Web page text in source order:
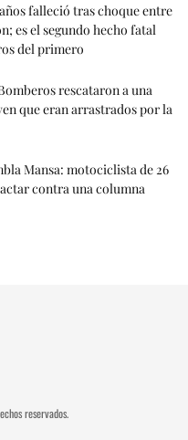
falleció tras choque entre
es el segundo hecho fatal
del primero
rescataron a una
que eran arrastrados por la
Mansa: motociclista de 26
contra una columna
reservados.